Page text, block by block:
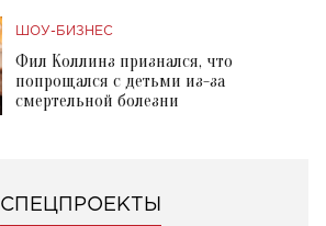
ШОУ-БИЗНЕС
Фил Коллинз признался, что
попрощался с детьми из-за
смертельной болезни
СПЕЦПРОЕКТЫ